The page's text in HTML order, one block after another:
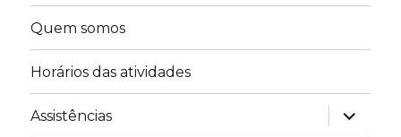
Quem somos
Horários das atividades
Assistências
expandir